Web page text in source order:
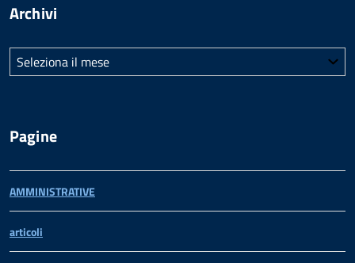
Archivi
Archivi
Pagine
AMMINISTRATIVE
articoli